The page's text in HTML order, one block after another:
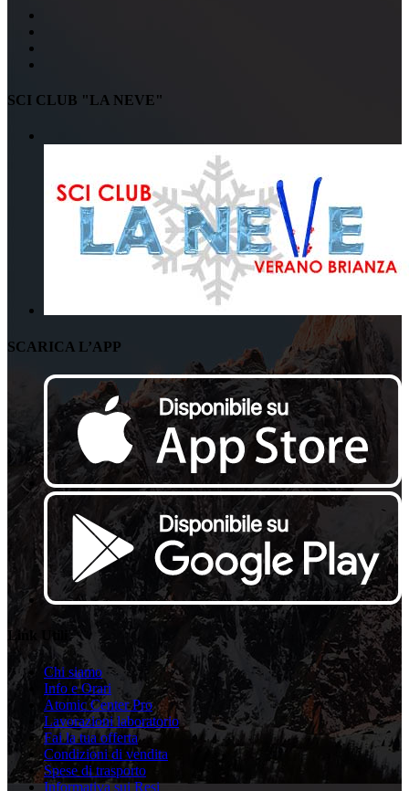
SCI CLUB "LA NEVE"
SCARICA L’APP
Link Utili
Chi siamo
Info e Orari
Atomic Center Pro
Lavorazioni laboratorio
Fai la tua offerta
Condizioni di vendita
Spese di trasporto
Informativa sui Resi